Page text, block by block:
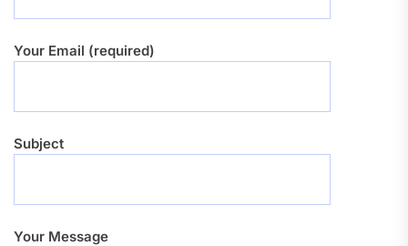
Your Email (required)
Subject
Your Message